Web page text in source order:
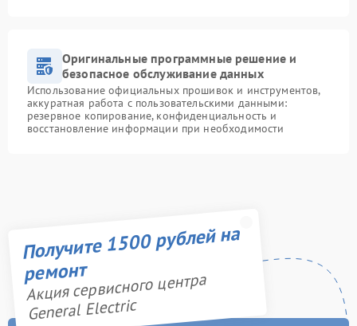
Оригинальные программные решение и
безопасное обслуживание данных
Использование официальных прошивок и инструментов,
аккуратная работа с пользовательскими данными:
резервное копирование, конфиденциальность и
восстановление информации при необходимости
Получите 1500 рублей на
ремонт
Акция сервисного центра
General Electric